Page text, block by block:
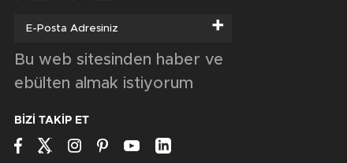
GÜNCEL
TKİ Tavşanlı Linyitspor yönetimi Başkan